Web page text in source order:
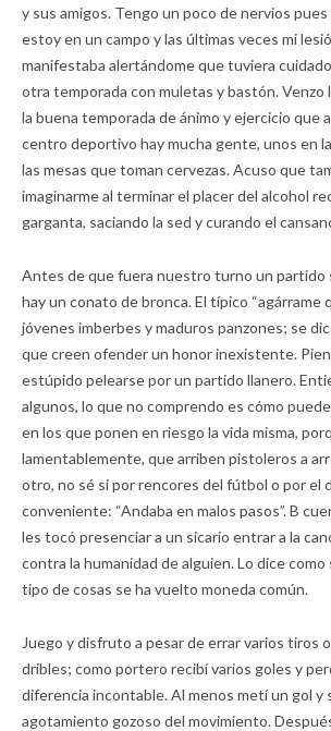
y sus amigos. Tengo un poco de nervios
estoy en un campo y las últimas veces mi
manifestaba alertándome que tuviera
otra temporada con muletas y bastón. Venzo
la buena temporada de ánimo y ejercicio que
centro deportivo hay mucha gente, unos en
las mesas que toman cervezas. Acuso que
imaginarme al terminar el placer del alcohol
garganta, saciando la sed y curando el
Antes de que fuera nuestro turno un partido
hay un conato de bronca. El típico “agárrame
jóvenes imberbes y maduros panzones; se
que creen ofender un honor inexistente.
estúpido pelearse por un partido llanero.
algunos, lo que no comprendo es cómo
en los que ponen en riesgo la vida misma,
lamentablemente, que arriben pistoleros a
otro, no sé si por rencores del fútbol o por el
conveniente: “Andaba en malos pasos”. B
les tocó presenciar a un sicario entrar a la
contra la humanidad de alguien. Lo dice como
tipo de cosas se ha vuelto moneda común.
Juego y disfruto a pesar de errar varios tiros
dribles; como portero recibí varios goles y
diferencia incontable. Al menos metí un gol y
agotamiento gozoso del movimiento.